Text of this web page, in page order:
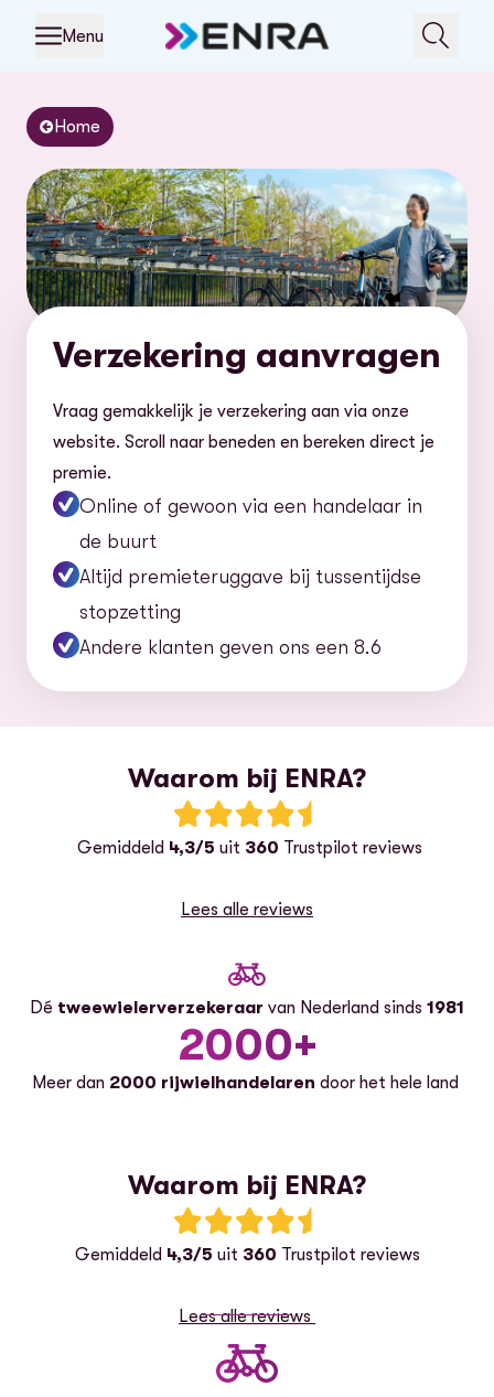
Menu
Home
Verzekering aanvragen
Vraag gemakkelijk je verzekering aan via onze
website. Scroll naar beneden en bereken direct je
premie.
Online of gewoon via een handelaar in
de buurt
Altijd premieteruggave bij tussentijdse
stopzetting
Andere klanten geven ons een 8.6
Waarom bij ENRA?
Beoordeling: 4.5 van 5 sterren
Gemiddeld 4,3/5 uit 360 Trustpilot reviews
Lees alle reviews
Dé tweewielerverzekeraar van Nederland sinds 1981
2000+
Meer dan 2000 rijwielhandelaren door het hele land
Waarom bij ENRA?
Beoordeling: 4.3 van 5 sterren
Gemiddeld 4,3/5 uit 360 Trustpilot reviews
Lees alle reviews